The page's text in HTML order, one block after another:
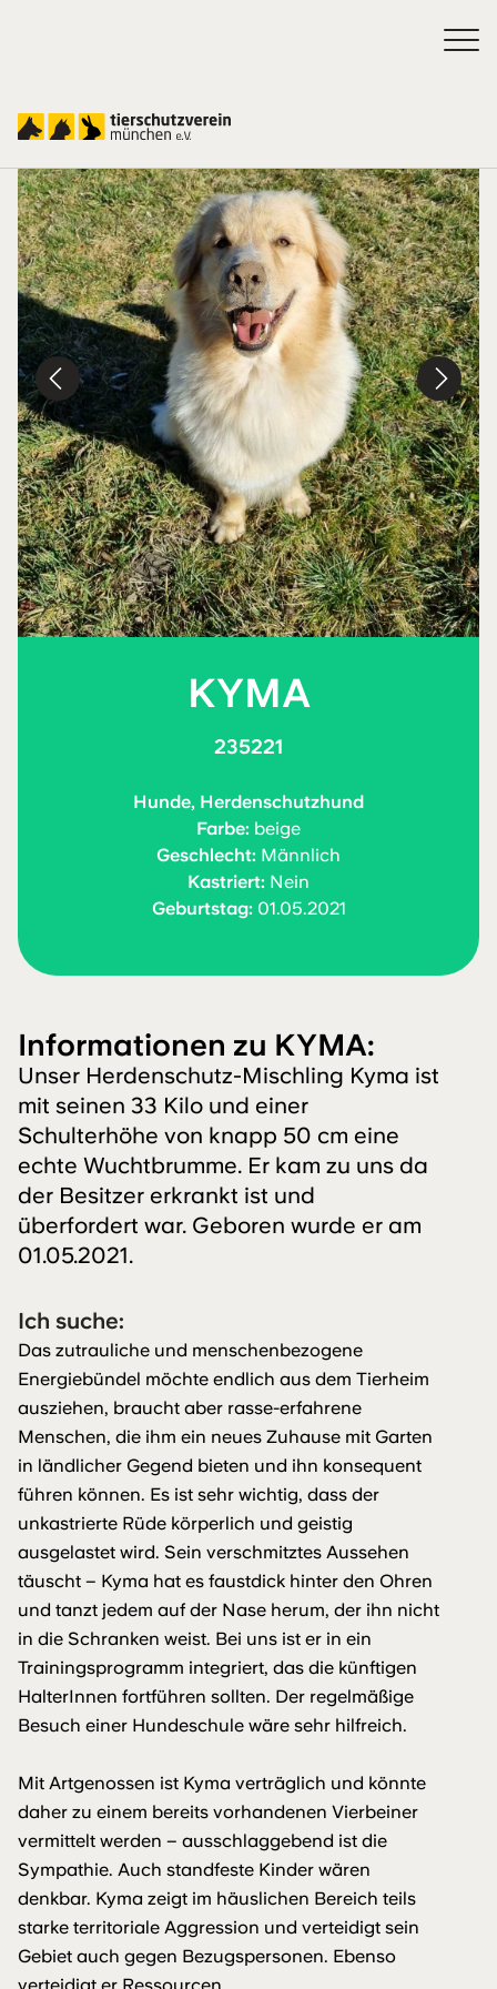
KYMA
235221
Hunde, Herdenschutzhund
Farbe: beige
Geschlecht: Männlich
Kastriert: Nein
Geburtstag:01.05.2021
Informationen zu KYMA:
Unser Herdenschutz-Mischling Kyma ist
mit seinen 33 Kilo und einer
Schulterhöhe von knapp 50 cm eine
echte Wuchtbrumme. Er kam zu uns da
der Besitzer erkrankt ist und
überfordert war. Geboren wurde er am
01.05.2021.
Ich suche:
Das zutrauliche und menschenbezogene
Energiebündel möchte endlich aus dem Tierheim
ausziehen, braucht aber rasse-erfahrene
Menschen, die ihm ein neues Zuhause mit Garten
in ländlicher Gegend bieten und ihn konsequent
führen können. Es ist sehr wichtig, dass der
unkastrierte Rüde körperlich und geistig
ausgelastet wird. Sein verschmitztes Aussehen
täuscht – Kyma hat es faustdick hinter den Ohren
und tanzt jedem auf der Nase herum, der ihn nicht
in die Schranken weist. Bei uns ist er in ein
Trainingsprogramm integriert, das die künftigen
HalterInnen fortführen sollten. Der regelmäßige
Besuch einer Hundeschule wäre sehr hilfreich.
Mit Artgenossen ist Kyma verträglich und könnte
daher zu einem bereits vorhandenen Vierbeiner
vermittelt werden – ausschlaggebend ist die
Sympathie. Auch standfeste Kinder wären
denkbar. Kyma zeigt im häuslichen Bereich teils
starke territoriale Aggression und verteidigt sein
Gebiet auch gegen Bezugspersonen. Ebenso